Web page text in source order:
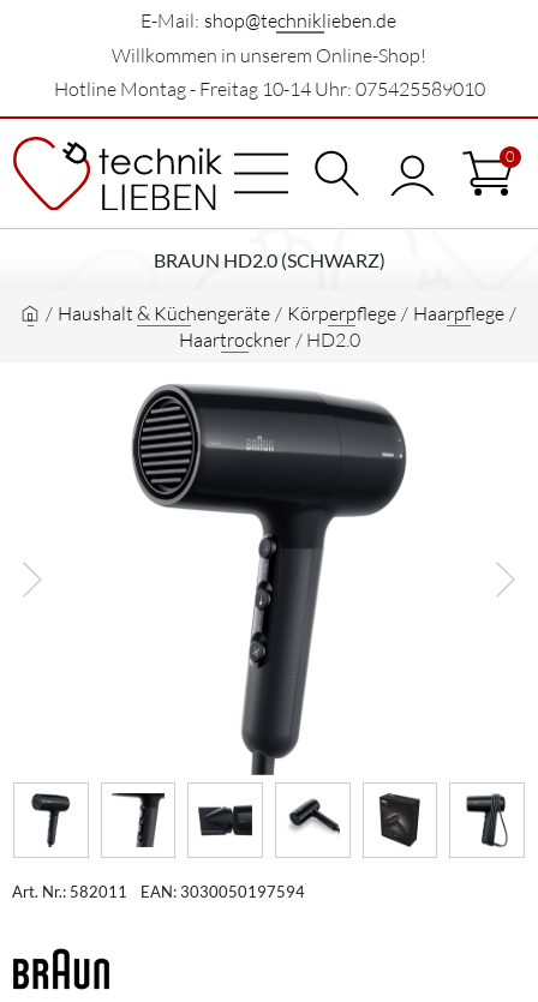
E-Mail: shop@techniklieben.de
Willkommen in unserem Online-Shop!
Hotline Montag - Freitag 10-14 Uhr: 075425589010
0
BRAUN HD2.0 (SCHWARZ)
/ Haushalt & Küchengeräte / Körperpflege / Haarpflege /
Haartrockner / HD2.0
Art. Nr.: 582011 EAN: 3030050197594